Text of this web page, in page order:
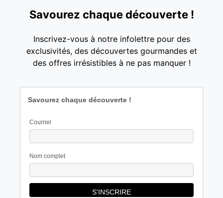
Savourez chaque découverte !
Inscrivez-vous à notre infolettre pour des
exclusivités, des découvertes gourmandes et
des offres irrésistibles à ne pas manquer !
Savourez chaque découverte !
Courriel
Nom complet